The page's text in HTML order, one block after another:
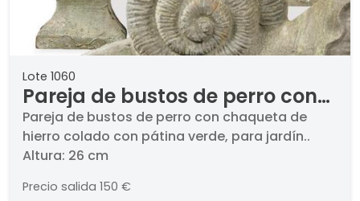
Lote 1060
Pareja de bustos de perro con
chaqueta de hierro colado con
pátina verde, para jardín.
Pareja de bustos de perro con chaqueta de
hierro colado con pátina verde, para jardín..
Altura: 26 cm
Precio salida 150 €